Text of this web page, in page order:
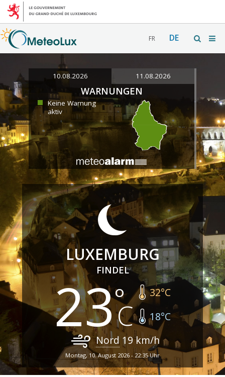
FR DE
10.08.2026 11.08.2026
WARNUNGEN
Keine Warnung
aktiv
LUXEMBURG
FINDEL
23 32°C
18°C
Nord 19km/h
Montag, 10. August 2026 - 22:35 Uhr